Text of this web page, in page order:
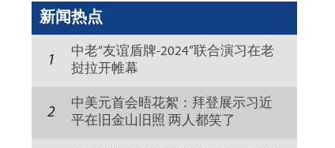
新闻热点
1
中老“友谊盾牌-2024”联合演习在老
挝拉开帷幕
2
中美元首会晤花絮：拜登展示习近
平在旧金山旧照 两人都笑了